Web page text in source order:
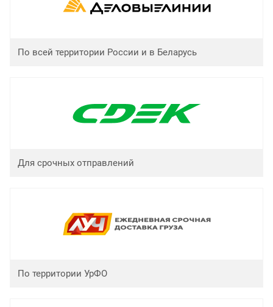
По всей территории России и в Беларусь
Для срочных отправлений
По территории УрФО